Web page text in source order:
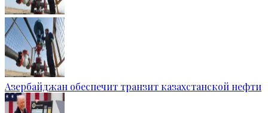
Азербайджан обеспечит транзит казахстанской нефти